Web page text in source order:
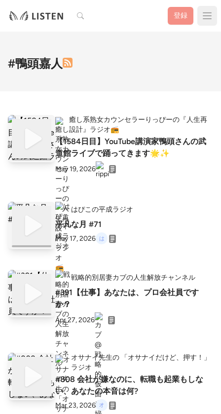
検索 登録
#鴨頭嘉人
癒し系熟女カウンセラーりっぴーの『人生再
設計』ラジオ📻️
【1584日目】YouTube講演家鴨頭さんの武
道館ライブで踊ってきます🌟✨
May 19, 2026
はぴこの平成ラジオ
平凡な月 #71
May 17, 2026
戦略的別居妻カブの人生解放チャンネル
#391【仕事】あなたは、プロ会社員です
か？
Apr 27, 2026
オサナイ先生の 「オサナイだけど、押す！」
ラジオ
#808 会社が嫌なのに、転職も起業もしな
い、あなたの本音は何?
Mar 23, 2026